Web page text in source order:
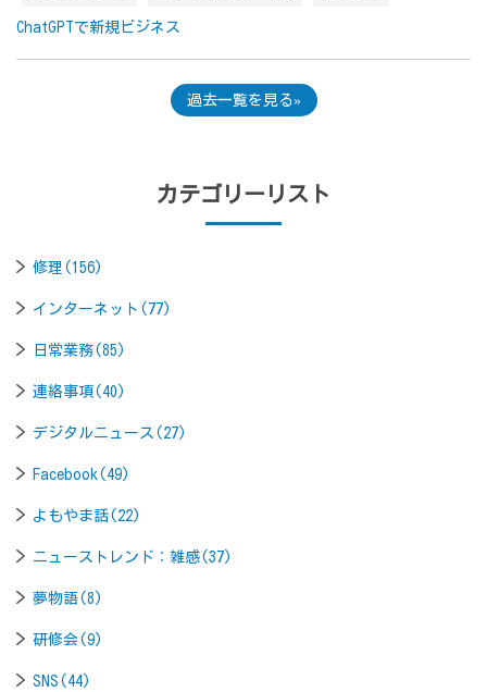
ChatGPTで新規ビジネス
過去一覧を見る
カテゴリーリスト
修理(156)
インターネット(77)
日常業務(85)
連絡事項(40)
デジタルニュース(27)
Facebook(49)
よもやま話(22)
ニューストレンド：雑感(37)
夢物語(8)
研修会(9)
SNS(44)